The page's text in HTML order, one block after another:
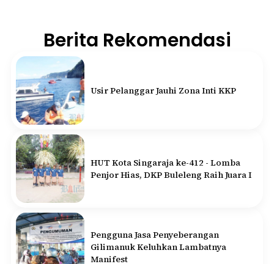
Berita Rekomendasi
Usir Pelanggar Jauhi Zona Inti KKP
HUT Kota Singaraja ke-412 - Lomba
Penjor Hias, DKP Buleleng Raih Juara I
Pengguna Jasa Penyeberangan
Gilimanuk Keluhkan Lambatnya
Manifest